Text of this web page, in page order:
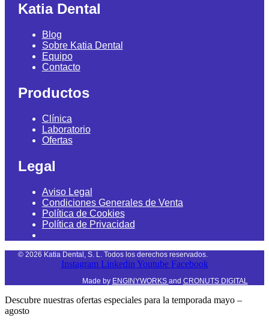
Katia Dental
Blog
Sobre Katia Dental
Equipo
Contacto
Productos
Clínica
Laboratorio
Ofertas
Legal
Aviso Legal
Condiciones Generales de Venta
Política de Cookies
Política de Privacidad
© 2026 Katia Dental, S. L. Todos los derechos reservados.
Instagram Linkedin Youtube Facebook
Made by ENGINYWORKS and CRONUTS DIGITAL
Descubre nuestras ofertas especiales para la temporada mayo –
agosto